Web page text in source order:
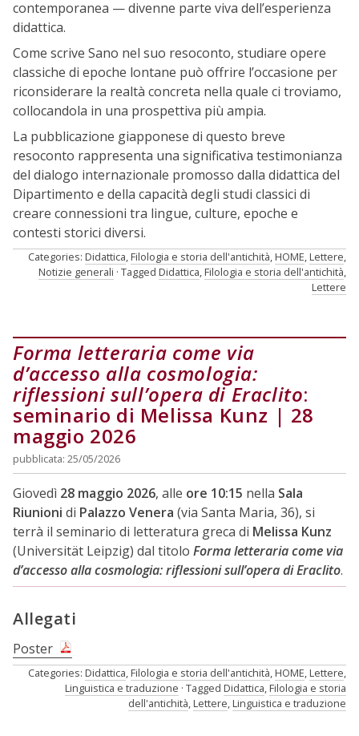
contemporanea — divenne parte viva dell’esperienza
didattica.
Come scrive Sano nel suo resoconto, studiare opere
classiche di epoche lontane può offrire l’occasione per
riconsiderare la realtà concreta nella quale ci troviamo,
collocandola in una prospettiva più ampia.
La pubblicazione giapponese di questo breve
resoconto rappresenta una significativa testimonianza
del dialogo internazionale promosso dalla didattica del
Dipartimento e della capacità degli studi classici di
creare connessioni tra lingue, culture, epoche e
contesti storici diversi.
Categories: Didattica,Filologia e storia dell'antichità,HOME,Lettere,
Notizie generali Tagged Didattica,Filologia e storia dell'antichità,
Lettere
Forma letteraria come via
d’accesso alla cosmologia:
riflessioni sull’opera di Eraclito:
seminario di Melissa Kunz | 28
maggio 2026
pubblicata: 25/05/2026
Giovedì 28 maggio 2026, alle ore 10:15 nella Sala
Riunioni di Palazzo Venera (via Santa Maria, 36), si
terrà il seminario di letteratura greca di Melissa Kunz
(Universität Leipzig) dal titolo Forma letteraria come via
d’accesso alla cosmologia: riflessioni sull’opera di Eraclito.
Allegati
Poster
Categories: Didattica,Filologia e storia dell'antichità,HOME,Lettere,
Linguistica e traduzione Tagged Didattica,Filologia e storia
dell'antichità,Lettere,Linguistica e traduzione